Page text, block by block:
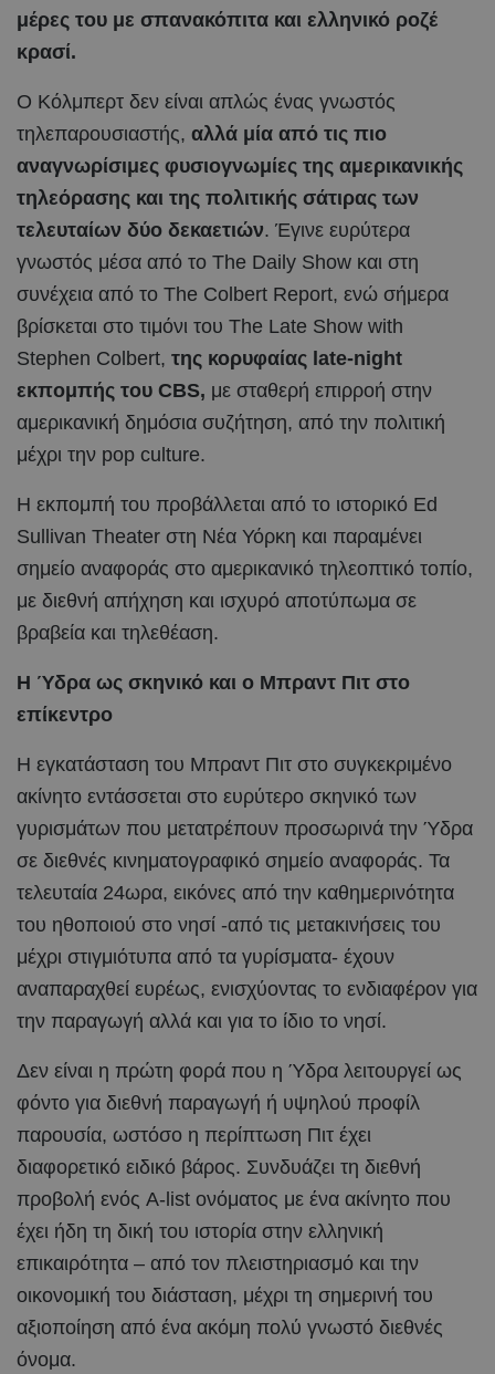
μέρες του με σπανακόπιτα και ελληνικό ροζέ
κρασί.
Ο Κόλμπερτ δεν είναι απλώς ένας γνωστός
τηλεπαρουσιαστής, αλλά μία από τις πιο
αναγνωρίσιμες φυσιογνωμίες της αμερικανικής
τηλεόρασης και της πολιτικής σάτιρας των
τελευταίων δύο δεκαετιών. Έγινε ευρύτερα
γνωστός μέσα από το The Daily Show και στη
συνέχεια από το The Colbert Report, ενώ σήμερα
βρίσκεται στο τιμόνι του The Late Show with
Stephen Colbert, της κορυφαίας late-night
εκπομπής του CBS, με σταθερή επιρροή στην
αμερικανική δημόσια συζήτηση, από την πολιτική
μέχρι την pop culture.
Η εκπομπή του προβάλλεται από το ιστορικό Ed
Sullivan Theater στη Νέα Υόρκη και παραμένει
σημείο αναφοράς στο αμερικανικό τηλεοπτικό τοπίο,
με διεθνή απήχηση και ισχυρό αποτύπωμα σε
βραβεία και τηλεθέαση.
Η Ύδρα ως σκηνικό και ο Μπραντ Πιτ στο
επίκεντρο
Η εγκατάσταση του Μπραντ Πιτ στο συγκεκριμένο
ακίνητο εντάσσεται στο ευρύτερο σκηνικό των
γυρισμάτων που μετατρέπουν προσωρινά την Ύδρα
σε διεθνές κινηματογραφικό σημείο αναφοράς. Τα
τελευταία 24ωρα, εικόνες από την καθημερινότητα
του ηθοποιού στο νησί -από τις μετακινήσεις του
μέχρι στιγμιότυπα από τα γυρίσματα- έχουν
αναπαραχθεί ευρέως, ενισχύοντας το ενδιαφέρον για
την παραγωγή αλλά και για το ίδιο το νησί.
Δεν είναι η πρώτη φορά που η Ύδρα λειτουργεί ως
φόντο για διεθνή παραγωγή ή υψηλού προφίλ
παρουσία, ωστόσο η περίπτωση Πιτ έχει
διαφορετικό ειδικό βάρος. Συνδυάζει τη διεθνή
προβολή ενός A-list ονόματος με ένα ακίνητο που
έχει ήδη τη δική του ιστορία στην ελληνική
επικαιρότητα – από τον πλειστηριασμό και την
οικονομική του διάσταση, μέχρι τη σημερινή του
αξιοποίηση από ένα ακόμη πολύ γνωστό διεθνές
όνομα.